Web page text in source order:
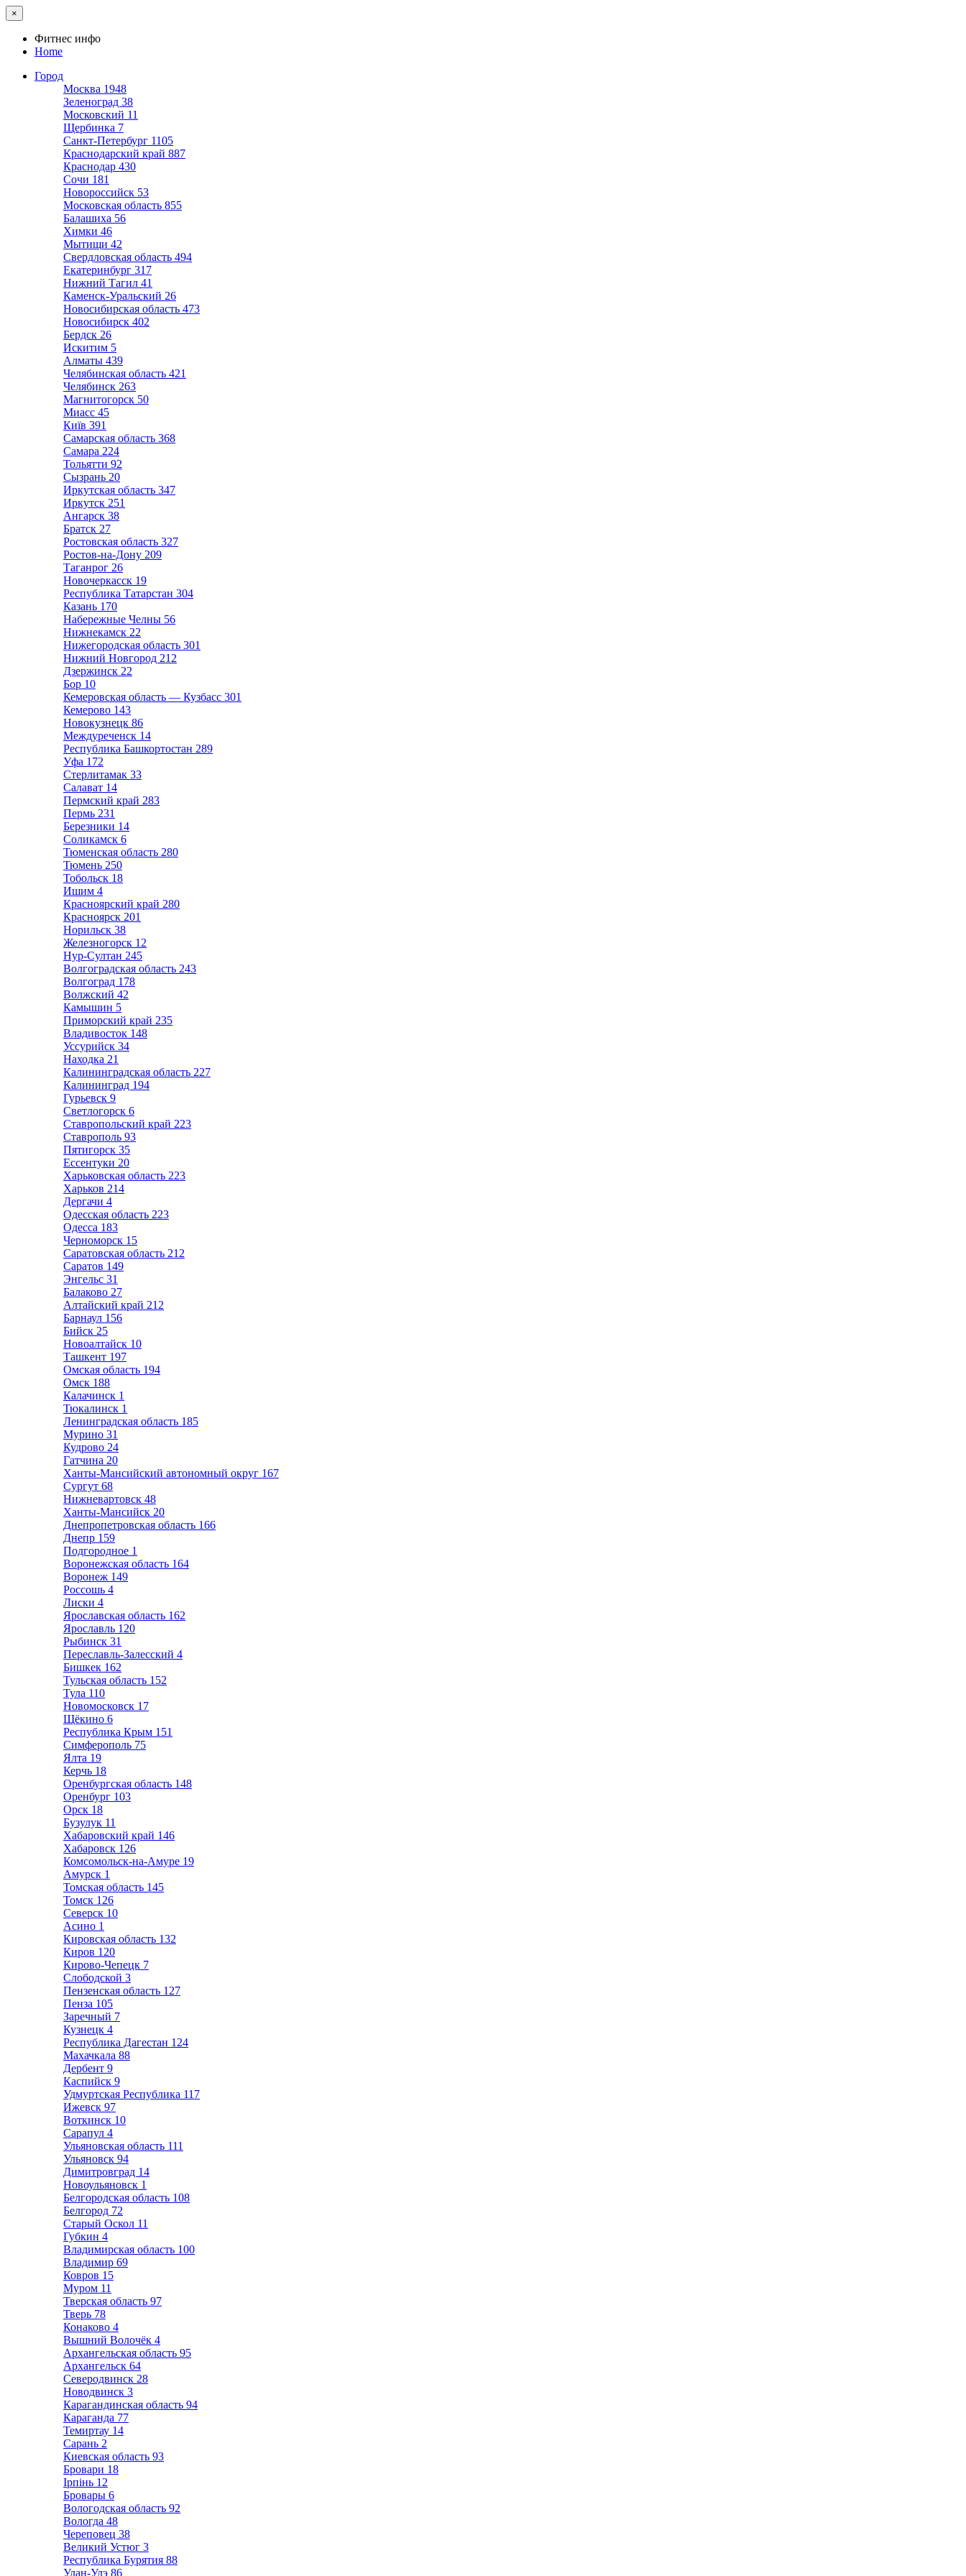
×
Фитнес инфо
Home
Город
Москва 1948
Зеленоград 38
Московский 11
Щербинка 7
Санкт-Петербург 1105
Краснодарский край 887
Краснодар 430
Сочи 181
Новороссийск 53
Московская область 855
Балашиха 56
Химки 46
Мытищи 42
Свердловская область 494
Екатеринбург 317
Нижний Тагил 41
Каменск-Уральский 26
Новосибирская область 473
Новосибирск 402
Бердск 26
Искитим 5
Алматы 439
Челябинская область 421
Челябинск 263
Магнитогорск 50
Миасс 45
Київ 391
Самарская область 368
Самара 224
Тольятти 92
Сызрань 20
Иркутская область 347
Иркутск 251
Ангарск 38
Братск 27
Ростовская область 327
Ростов-на-Дону 209
Таганрог 26
Новочеркасск 19
Республика Татарстан 304
Казань 170
Набережные Челны 56
Нижнекамск 22
Нижегородская область 301
Нижний Новгород 212
Дзержинск 22
Бор 10
Кемеровская область — Кузбасс 301
Кемерово 143
Новокузнецк 86
Междуреченск 14
Республика Башкортостан 289
Уфа 172
Стерлитамак 33
Салават 14
Пермский край 283
Пермь 231
Березники 14
Соликамск 6
Тюменская область 280
Тюмень 250
Тобольск 18
Ишим 4
Красноярский край 280
Красноярск 201
Норильск 38
Железногорск 12
Нур-Султан 245
Волгоградская область 243
Волгоград 178
Волжский 42
Камышин 5
Приморский край 235
Владивосток 148
Уссурийск 34
Находка 21
Калининградская область 227
Калининград 194
Гурьевск 9
Светлогорск 6
Ставропольский край 223
Ставрополь 93
Пятигорск 35
Ессентуки 20
Харьковская область 223
Харьков 214
Дергачи 4
Одесская область 223
Одесса 183
Черноморск 15
Саратовская область 212
Саратов 149
Энгельс 31
Балаково 27
Алтайский край 212
Барнаул 156
Бийск 25
Новоалтайск 10
Ташкент 197
Омская область 194
Омск 188
Калачинск 1
Тюкалинск 1
Ленинградская область 185
Мурино 31
Кудрово 24
Гатчина 20
Ханты-Мансийский автономный округ 167
Сургут 68
Нижневартовск 48
Ханты-Мансийск 20
Днепропетровская область 166
Днепр 159
Подгородное 1
Воронежская область 164
Воронеж 149
Россошь 4
Лиски 4
Ярославская область 162
Ярославль 120
Рыбинск 31
Переславль-Залесский 4
Бишкек 162
Тульская область 152
Тула 110
Новомосковск 17
Щёкино 6
Республика Крым 151
Симферополь 75
Ялта 19
Керчь 18
Оренбургская область 148
Оренбург 103
Орск 18
Бузулук 11
Хабаровский край 146
Хабаровск 126
Комсомольск-на-Амуре 19
Амурск 1
Томская область 145
Томск 126
Северск 10
Асино 1
Кировская область 132
Киров 120
Кирово-Чепецк 7
Слободской 3
Пензенская область 127
Пенза 105
Заречный 7
Кузнецк 4
Республика Дагестан 124
Махачкала 88
Дербент 9
Каспийск 9
Удмуртская Республика 117
Ижевск 97
Воткинск 10
Сарапул 4
Ульяновская область 111
Ульяновск 94
Димитровград 14
Новоульяновск 1
Белгородская область 108
Белгород 72
Старый Оскол 11
Губкин 4
Владимирская область 100
Владимир 69
Ковров 15
Муром 11
Тверская область 97
Тверь 78
Конаково 4
Вышний Волочёк 4
Архангельская область 95
Архангельск 64
Северодвинск 28
Новодвинск 3
Карагандинская область 94
Караганда 77
Темиртау 14
Сарань 2
Киевская область 93
Бровари 18
Ірпінь 12
Бровары 6
Вологодская область 92
Вологда 48
Череповец 38
Великий Устюг 3
Республика Бурятия 88
Улан-Удэ 86